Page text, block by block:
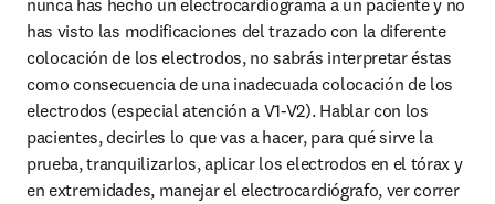
nunca has hecho un electrocardiograma a un paciente y no
has visto las modificaciones del trazado con la diferente
colocación de los electrodos, no sabrás interpretar éstas
como consecuencia de una inadecuada colocación de los
electrodos (especial atención a V1-V2). Hablar con los
pacientes, decirles lo que vas a hacer, para qué sirve la
prueba, tranquilizarlos, aplicar los electrodos en el tórax y
en extremidades, manejar el electrocardiógrafo, ver correr